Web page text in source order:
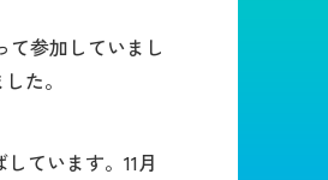
参加していまし
た。
ています。11月